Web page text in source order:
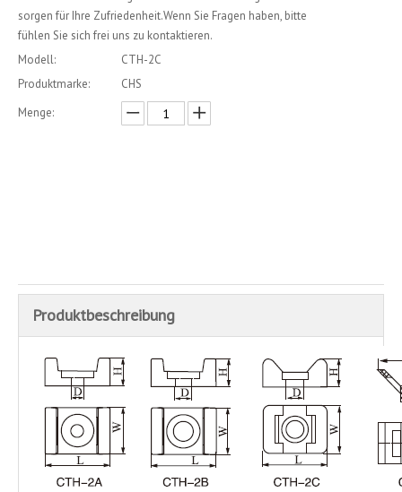
sorgen für Ihre Zufriedenheit.Wenn Sie Fragen haben, bitte
fühlen Sie sich frei uns zu kontaktieren.
Modell:
CTH-2C
Produktmarke:
CHS
Menge:
Produktbeschreibung